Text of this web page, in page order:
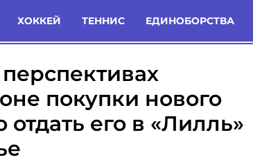
ХОККЕЙ ТЕННИС ЕДИНОБОРСТВА
Статьи Комменты Новости
покупки нового
его в «Лилль»